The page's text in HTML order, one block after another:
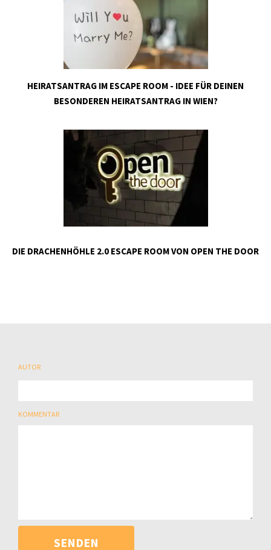
HEIRATSANTRAG IM ESCAPE ROOM - IDEE FÜR DEINEN
BESONDEREN HEIRATSANTRAG IN WIEN?
DIE DRACHENHÖHLE 2.0 ESCAPE ROOM VON OPEN THE DOOR
AUTOR
KOMMENTAR